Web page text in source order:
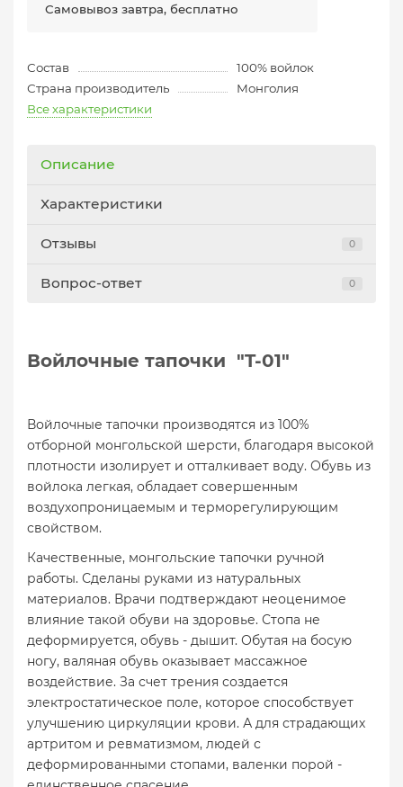
Самовывоз завтра, бесплатно
Состав
100% войлок
Страна производитель
Монголия
Все характеристики
Описание
Характеристики
Отзывы 0
Вопрос-ответ 0
Войлочные тапочки "T-01"
Войлочные тапочки производятся из 100%
отборной монгольской шерсти, благодаря высокой
плотности изолирует и отталкивает воду. Обувь из
войлока легкая, обладает совершенным
воздухопроницаемым и терморегулирующим
свойством.
Качественные, монгольские тапочки ручной
работы. Сделаны руками из натуральных
материалов. Врачи подтверждают неоценимое
влияние такой обуви на здоровье. Стопа не
деформируется, обувь - дышит. Обутая на босую
ногу, валяная обувь оказывает массажное
воздействие. За счет трения создается
электростатическое поле, которое способствует
улучшению циркуляции крови. А для страдающих
артритом и ревматизмом, людей с
деформированными стопами, валенки порой -